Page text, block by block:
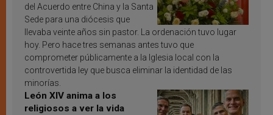
del Acuerdo entre China y la Santa
Sede para una diócesis que
llevaba veinte años sin pastor. La ordenación tuvo lugar
hoy. Pero hace tres semanas antes tuvo que
comprometer públicamente a la Iglesia local con la
controvertida ley que busca eliminar la identidad de las
minorías.
León XIV anima a los
religiosos a ver la vida